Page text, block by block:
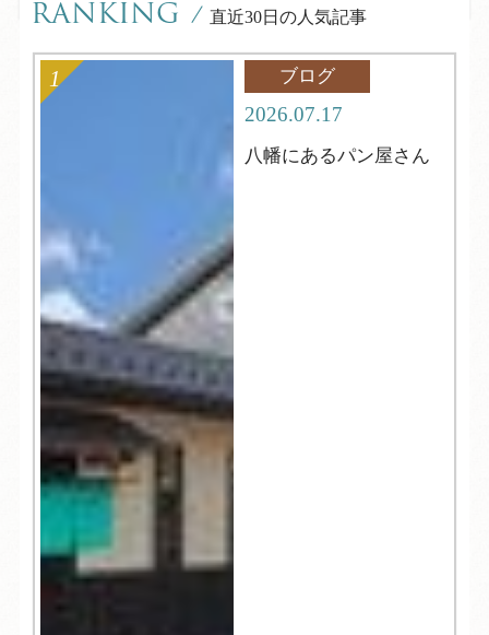
RANKING / 直近30日の人気記事
ブログ
2026.07.17
八幡にあるパン屋さん